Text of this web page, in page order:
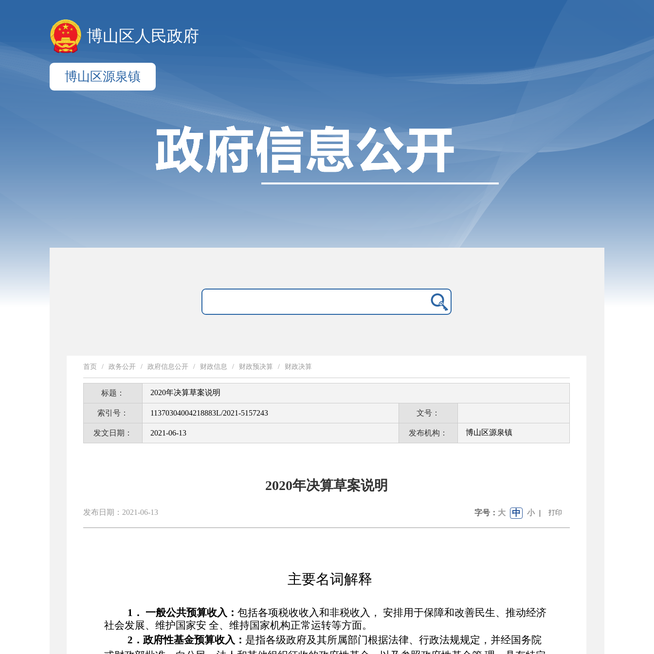
博山区人民政府
博山区源泉镇
首页 / 政务公开 / 政府信息公开 / 财政信息 / 财政预决算 / 财政决算
标题： 2020年决算草案说明
索引号： 11370304004218883L/2021-5157243 文号：
发文日期： 2021-06-13 发布机构： 博山区源泉镇
2020年决算草案说明
发布日期：2021-06-13 字号： 大 中 小 | 打印
主要名词解释
1． 一般公共预算收入： 包括各项税收收入和非税收入， 安排用于保障和改善民生、推动经济
社会发展、维护国家安 全、维持国家机构正常运转等方面。
2． 政府性基金预算收入： 是指各级政府及其所属部门根据法律、行政法规规定，并经国务院